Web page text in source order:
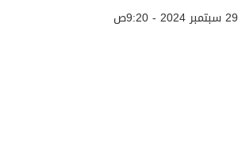
29 سبتمبر 2024 - 9:20ص